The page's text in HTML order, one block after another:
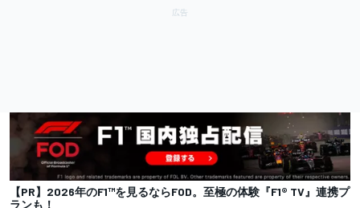
【PR】2026年のF1™を見るならFOD。至極の体験『F1® TV』連携プ
ランも！